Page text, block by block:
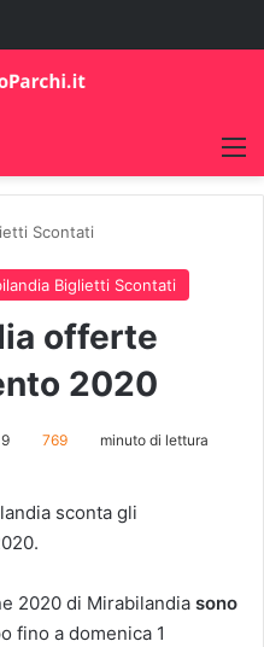
Scontati
Biglietti Scontati
offerte
2020
769 minuto di lettura
sconta gli
2020 di Mirabilandia sono
fino a domenica 1